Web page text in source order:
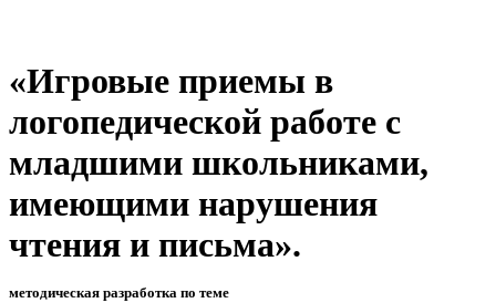
«Игровые приемы в
логопедической работе с
младшими школьниками,
имеющими нарушения
чтения и письма».
методическая разработка по теме